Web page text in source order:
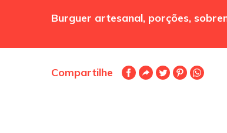
Burguer artesanal, porções,
Compartilhe